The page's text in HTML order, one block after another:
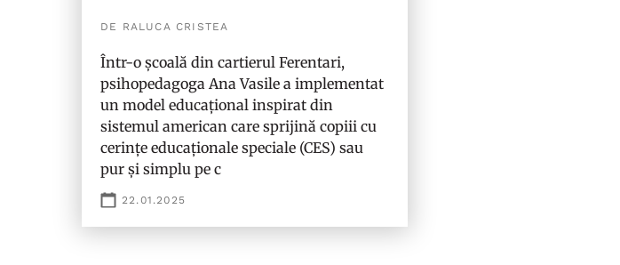
DE RALUCA CRISTEA
Într-o școală din cartierul Ferentari,
psihopedagoga Ana Vasile a implementat
un model educațional inspirat din
sistemul american care sprijină copiii cu
cerințe educaționale speciale (CES) sau
pur și simplu pe c
22.01.2025